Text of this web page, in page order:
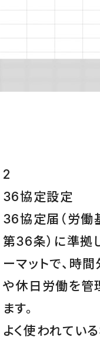
2
36協定設定
36協定届（労働
第36条）に準拠
ーマットで、時
や休日労働を管
ます。
よく使われてい